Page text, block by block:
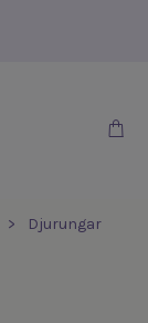
Djurungar